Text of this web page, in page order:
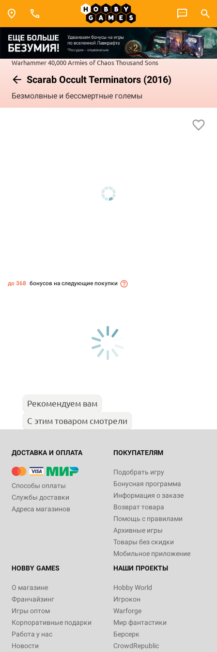
Warhammer 40,000Armies of ChaosThousand Sons
Scarab Occult Terminators (2016)
Безмолвные и бессмертные големы
до 368 бонусов на следующие покупки
Рекомендуем вам
С этим товаром смотрели
ДОСТАВКА И ОПЛАТА
Способы оплаты
Службы доставки
Адреса магазинов
ПОКУПАТЕЛЯМ
Подобрать игру
Бонусная программа
Информация о заказе
Возврат товара
Помощь с правилами
Архивные игры
Товары без скидки
Мобильное приложение
HOBBY GAMES
О магазине
Франчайзинг
Игры оптом
Корпоративные подарки
Работа у нас
Новости
НАШИ ПРОЕКТЫ
Hobby World
Игрокон
Warforge
Мир фантастики
Берсерк
CrowdRepublic